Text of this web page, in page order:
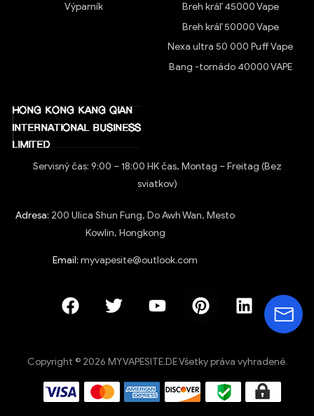
Výparník
Breh kráľ 45000 Vape
Breh kráľ 50000 Vape
Nexa ultra 50 000 Puff Vape
Bang -tornádo 40000 VAPE
Servisný čas: 9:00 – 18:00 HK čas, Montag – Freitag (Bez
sviatkov)
Adresa: 200 Ulica Shun Fung, Do Awh Wan, Mesto
Kowlin, Hongkong
Email: myvapesite@outlook.com
Copyright © 2026 MYVAPESITE.DE Všetky práva vyhradené.